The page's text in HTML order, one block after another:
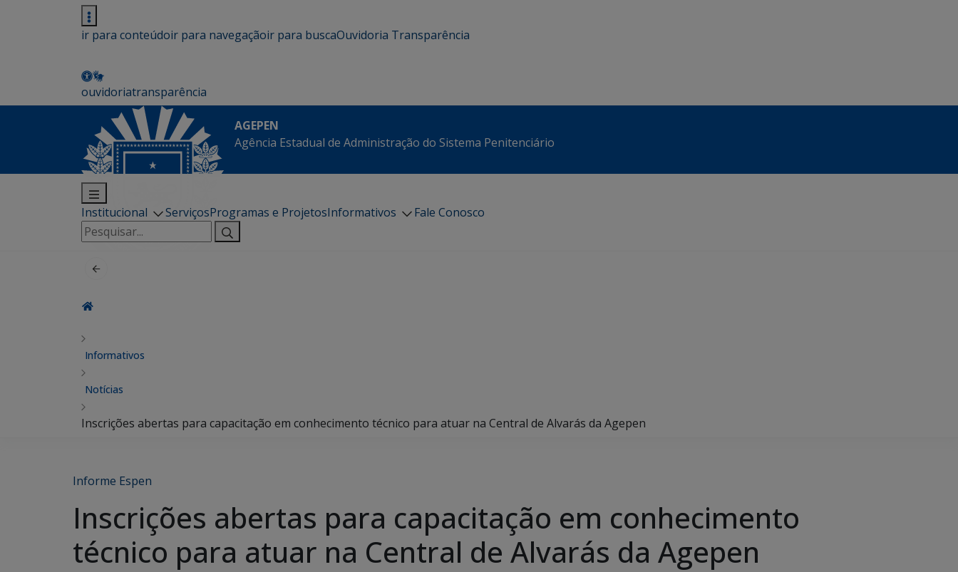
ir para conteúdoir para navegaçãoir para buscaOuvidoria Transparência
ouvidoriatransparência
AGEPEN
Agência Estadual de Administração do Sistema Penitenciário
Institucional ServiçosProgramas e ProjetosInformativos
Fale Conosco
Pesquisar
por:
Informativos
Notícias
Inscrições abertas para capacitação em conhecimento técnico para atuar na Central de Alvarás da Agepen
Informe Espen
Inscrições abertas para capacitação em conhecimento
técnico para atuar na Central de Alvarás da Agepen